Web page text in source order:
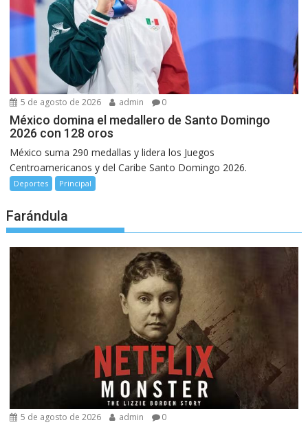
5 de agosto de 2026 admin 0
México domina el medallero de Santo Domingo
2026 con 128 oros
México suma 290 medallas y lidera los Juegos
Centroamericanos y del Caribe Santo Domingo 2026.
Deportes Principal
Farándula
5 de agosto de 2026 admin 0